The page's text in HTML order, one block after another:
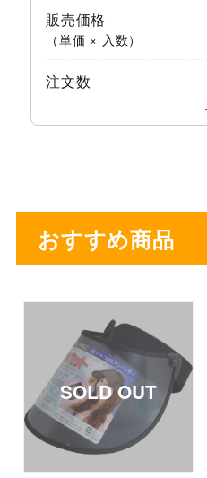
販売価格
（単価 × 入数）
注文数
おすすめ商品